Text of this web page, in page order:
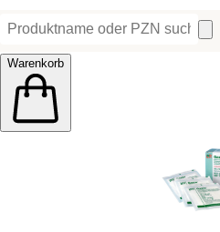
Warenkorb